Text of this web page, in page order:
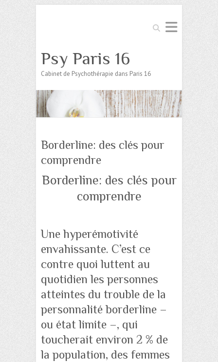
Search
Psy Paris 16
Cabinet de Psychothérapie dans Paris 16
Borderline: des clés pour
comprendre
Borderline: des clés pour
comprendre
Une hyperémotivité
envahissante. C’est ce
contre quoi luttent au
quotidien les personnes
atteintes du trouble de la
personnalité borderline –
ou état limite –, qui
toucherait environ 2 % de
la population, des femmes